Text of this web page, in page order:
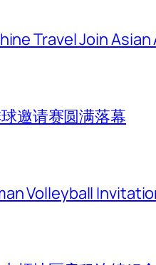
Travel Join
邀请赛圆满落幕
Volleyball